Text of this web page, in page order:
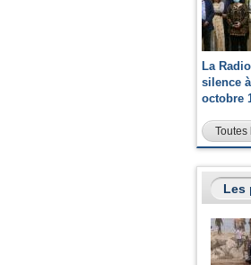
La
silence
octobre
Toutes
Les